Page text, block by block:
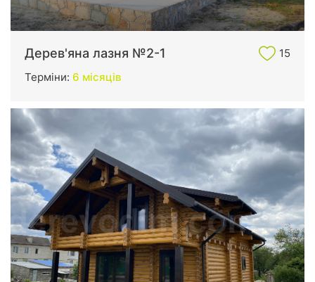
Дерев'яна лазня №2-1
15
Терміни: 6 місяців